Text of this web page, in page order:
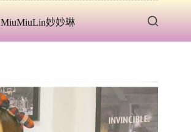
MiuMiuLin妙妙琳